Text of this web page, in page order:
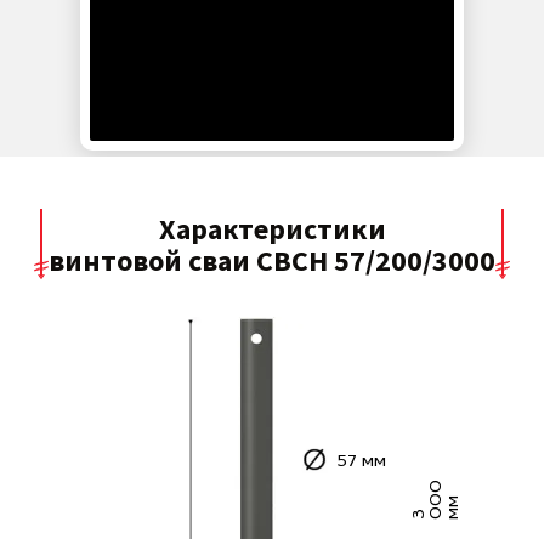
Характеристики
винтовой сваи СВСН 57/200/3000
3 0 0
0
м м
57 мм